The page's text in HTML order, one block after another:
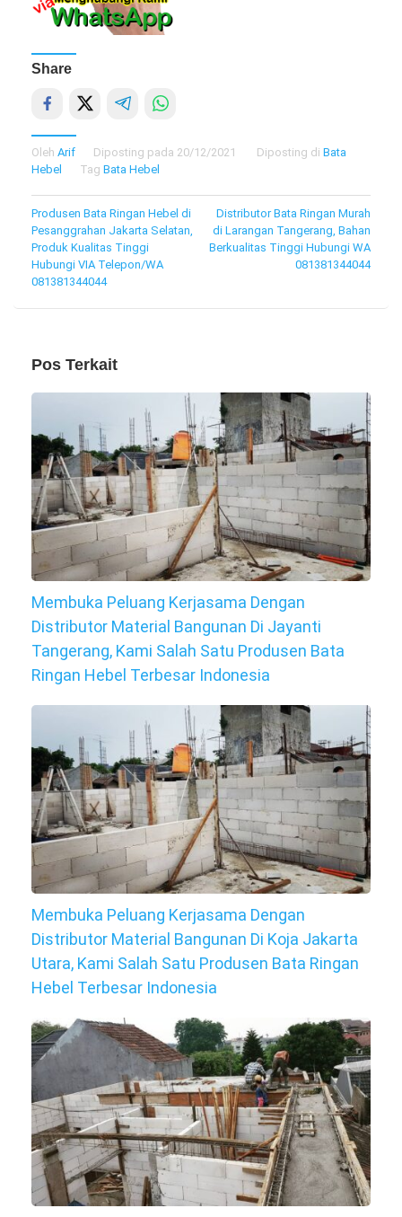
Share
Oleh Arif Diposting pada 20/12/2021 Diposting di Bata
Hebel
Tag Bata Hebel
Navigasi
pos
Produsen Bata Ringan Hebel di
Pesanggrahan Jakarta Selatan,
Produk Kualitas Tinggi
Hubungi VIA Telepon/WA
081381344044
Distributor Bata Ringan Murah
di Larangan Tangerang, Bahan
Berkualitas Tinggi Hubungi WA
081381344044
Pos Terkait
Membuka Peluang Kerjasama Dengan
Distributor Material Bangunan Di Jayanti
Tangerang, Kami Salah Satu Produsen Bata
Ringan Hebel Terbesar Indonesia
Membuka Peluang Kerjasama Dengan
Distributor Material Bangunan Di Koja Jakarta
Utara, Kami Salah Satu Produsen Bata Ringan
Hebel Terbesar Indonesia